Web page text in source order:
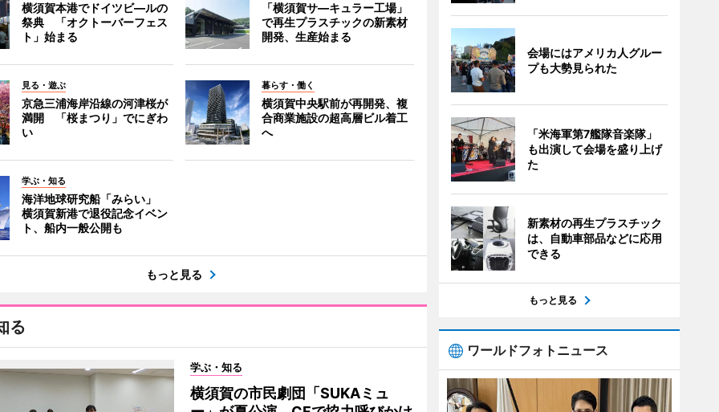
横須賀本港でドイツビ―ルの
祭典 「オクトーバーフェス
ト」始まる
「横須賀サ―キュラー工場」
で再生プラスチックの新素材
開発、生産始まる
見る・遊ぶ
京急三浦海岸沿線の河津桜が
満開 「桜まつり」でにぎわ
い
暮らす・働く
横須賀中央駅前が再開発、複
合商業施設の超高層ビル着工
へ
学ぶ・知る
海洋地球研究船「みらい」
横須賀新港で退役記念イベン
ト、船内一般公開も
もっと見る
る
学ぶ・知る
横須賀の市民劇団「SUKAミュ
会場にはアメリカ人グルー
プも大勢見られた
「米海軍第7艦隊音楽隊」
も出演して会場を盛り上げ
た
新素材の再生プラスチック
は、自動車部品などに応用
できる
もっと見る
ワールドフォトニュース